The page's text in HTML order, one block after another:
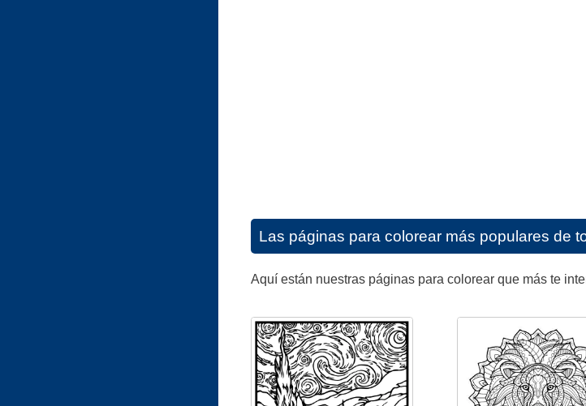
Las páginas para colorear más populares de
Aquí están nuestras páginas para colorear que más te